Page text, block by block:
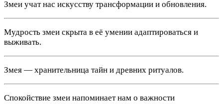
Змеи учат нас искусству трансформации и обновления.
Мудрость змеи скрыта в её умении адаптироваться и
выживать.
Змея — хранительница тайн и древних ритуалов.
Спокойствие змеи напоминает нам о важности